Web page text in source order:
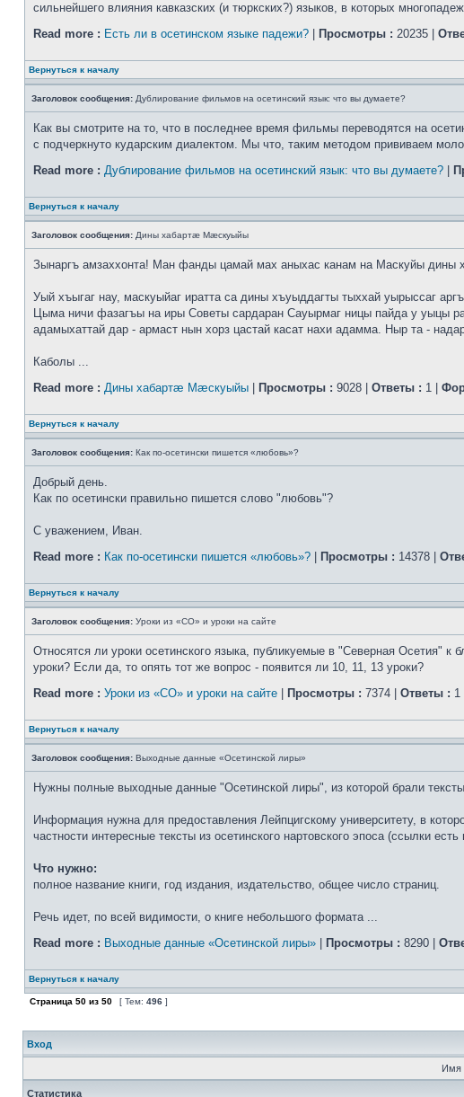
сильнейшего влияния кавказских (и тюркских?) языков, в которых
Read more : Есть ли в осетинском языке падежи? Просмотры : 20235 |
Вернуться к началу
Заголовок сообщения: Дублирование фильмов на осетинский язык: что вы думаете?
Как вы смотрите на то, что в последнее время фильмы переводятся на
с подчеркнуто кударским диалектом. Мы что, таким методом прививаем
Read more : Дублирование фильмов на осетинский язык: что вы думаете?
Вернуться к началу
Заголовок сообщения: Дины хабартæ Мæскуыйы
Зынаргъ амзаххонта! Ман фанды цамай мах аныхас канам на Маскуйы дины
Уый хъыгаг нау, маскуыйаг иратта са дины хъуыддагты тыххай уырыссаг
Цыма ничи фазагъы на иры Советы сардаран Сауырмаг ницы пайда у уыцы
адамыхаттай дар - армаст нын хорз цастай касат нахи адамма. Ныр та -
Каболы ...
Read more : Дины хабартæ Мæскуыйы Просмотры : 9028 | Ответы : 1 |
Вернуться к началу
Заголовок сообщения: Как по-осетински пишется «любовь»?
Добрый день.
Как по осетински правильно пишется слово "любовь"?
С уважением, Иван.
Read more : Как по-осетински пишется «любовь»? Просмотры : 14378 |
Вернуться к началу
Заголовок сообщения: Уроки из «СО» и уроки на сайте
Относятся ли уроки осетинского языка, публикуемые в "Северная Осетия"
уроки? Если да, то опять тот же вопрос - появится ли 10, 11, 13 уроки?
Read more : Уроки из «СО» и уроки на сайте Просмотры : 7374 | Ответы : 1 |
Вернуться к началу
Заголовок сообщения: Выходные данные «Осетинской лиры»
Нужны полные выходные данные "Осетинской лиры", из которой брали
Информация нужна для предоставления Лейпцигскому университету, в
частности интересные тексты из осетинского нартовского эпоса (ссылки
Что нужно:
полное название книги, год издания, издательство, общее число страниц.
Речь идет, по всей видимости, о книге небольшого формата ...
Read more : Выходные данные «Осетинской лиры» Просмотры : 8290 |
Вернуться к началу
Страница 50 из 50 [ Тем: 496 ]
Вход
Имя
Статистика